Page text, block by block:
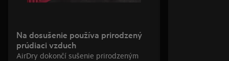
Na dosušenie používa prirodzený
prúdiaci vzduch
AirDry dokončí sušenie prirodzeným